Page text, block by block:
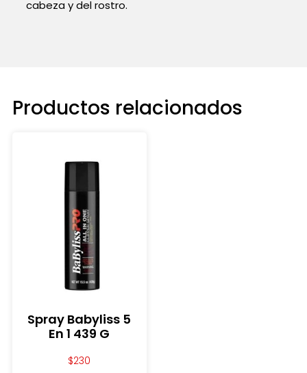
cabeza y del rostro.
Productos relacionados
Spray Babyliss 5
En 1 439 G
$230